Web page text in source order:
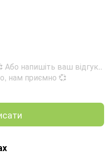
напишіть ваш відгук..
нам приємно 💞